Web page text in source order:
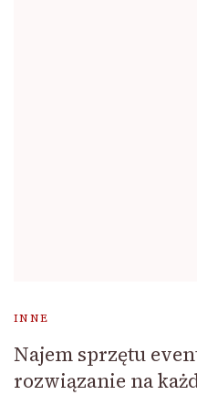
INNE
Najem sprzętu
rozwiązanie na